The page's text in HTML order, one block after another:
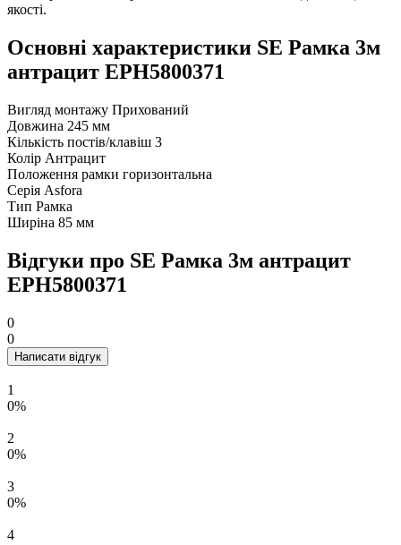
якості.
Основні характеристики SE Рамка 3м
антрацит EPH5800371
Вигляд монтажу Прихований
Довжина 245 мм
Кількість постів/клавіш 3
Колір Антрацит
Положення рамки горизонтальна
Серія Asfora
Тип Рамка
Ширіна 85 мм
Відгуки про SE Рамка 3м антрацит
EPH5800371
0
0
Написати відгук
1
0%
2
0%
3
0%
4